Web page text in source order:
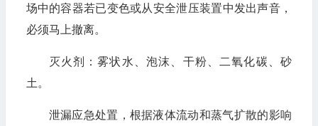
场中的容器若已变色或从安全泄压装置中发出声音，
必须马上撤离。
灭火剂：雾状水、泡沫、干粉、二氧化碳、砂
土。
泄漏应急处置，根据液体流动和蒸气扩散的影响